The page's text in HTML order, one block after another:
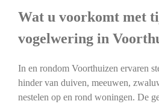
Wat u voorkomt met
vogelwering in
In en rondom Voorthuizen ervaren
hinder van duiven, meeuwen,
nestelen op en rond woningen. De